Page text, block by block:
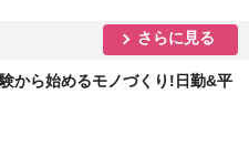
さらに見る
から始めるモノづくり!日勤&平